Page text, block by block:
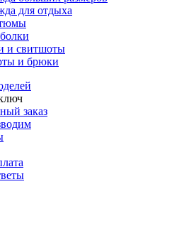
для отдыха
и свитшоты
и брюки
заказ